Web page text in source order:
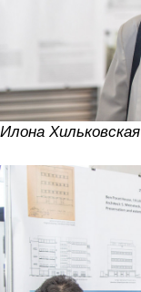
Илона Хильковская